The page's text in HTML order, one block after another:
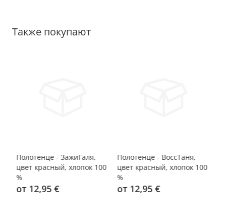
Также покупают
Полотенце - ЗажиГаля,
цвет красный, хлопок 100
%
от 12,95 €
Полотенце - ВоссТаня,
цвет красный, хлопок 100
%
от 12,95 €